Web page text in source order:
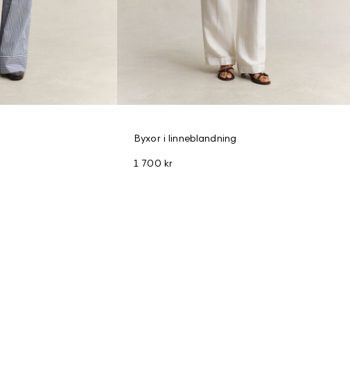
Byxor i linneblandning
1 700 kr